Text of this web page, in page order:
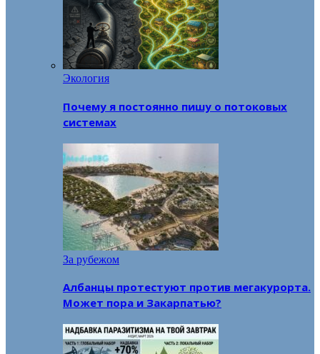
Экология
Почему я постоянно пишу о потоковых
системах
За рубежом
Албанцы протестуют против мегакурорта.
Может пора и Закарпатью?